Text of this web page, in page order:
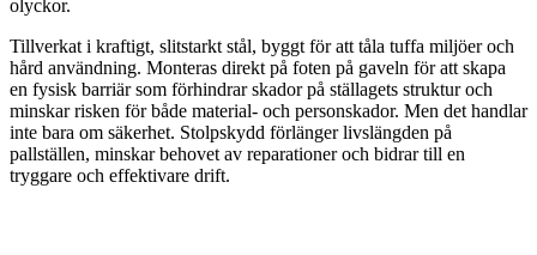
olyckor.
Tillverkat i kraftigt, slitstarkt stål, byggt för att tåla tuffa miljöer och
hård användning. Monteras direkt på foten på gaveln för att skapa
en fysisk barriär som förhindrar skador på ställagets struktur och
minskar risken för både material- och personskador. Men det handlar
inte bara om säkerhet. Stolpskydd förlänger livslängden på
pallställen, minskar behovet av reparationer och bidrar till en
tryggare och effektivare drift.